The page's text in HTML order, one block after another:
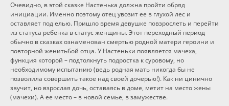
Очевидно, в этой сказке Настенька должна пройти обряд
инициации. Именно поэтому отец увозит ее в глухой лес и
оставляет под елью. Пришло время девушке повзрослеть и перейти
из статуса ребенка в статус женщины. Этот переходный период
обычно в сказках ознаменован смертью родной матери героини и
повторной женитьбой отца. У Настеньки появляется мачеха,
функция которой – подтолкнуть подростка к суровому, но
необходимому испытанию (ведь родная мать никогда бы не
позволила совершить такое над своей дочерью!). Как ни цинично
звучит, но взрослая дочь, оставаясь в доме, метит на место жены
(мачехи). А ее место – в новой семье, в замужестве.